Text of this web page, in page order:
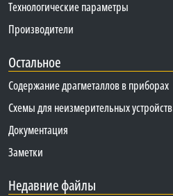
Технологические параметры
Производители
Остальное
Содержание драгметаллов в приборах
Схемы для неизмерительных устройств
Документация
Заметки
Недавние файлы